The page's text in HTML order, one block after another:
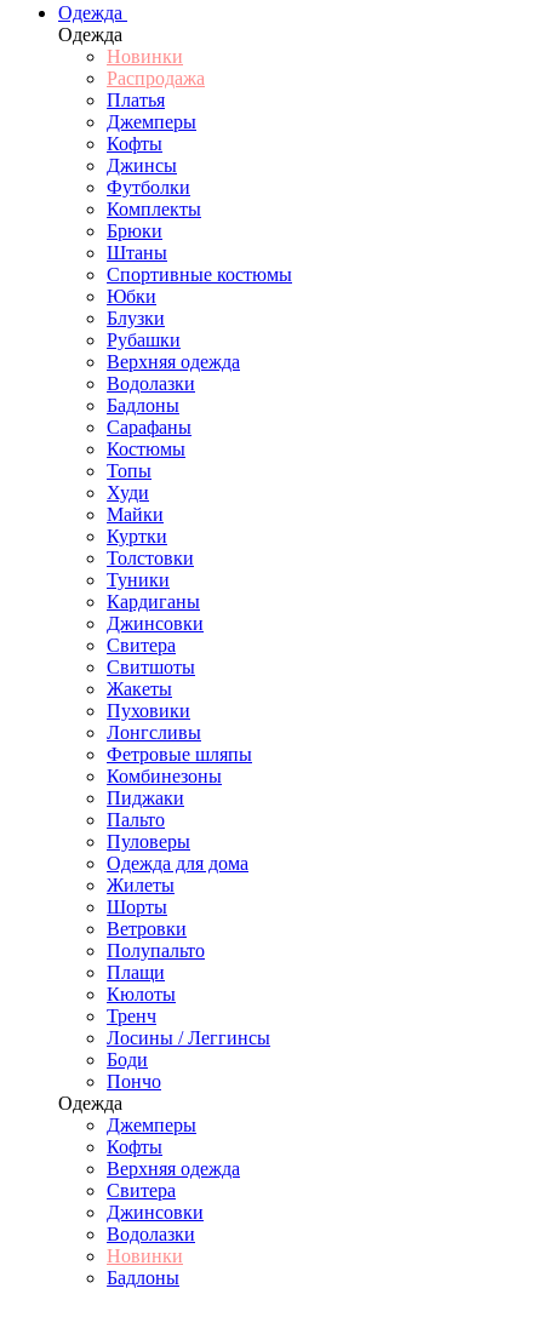
Одежда
Одежда
Новинки
Распродажа
Платья
Джемперы
Кофты
Джинсы
Футболки
Комплекты
Брюки
Штаны
Спортивные костюмы
Юбки
Блузки
Рубашки
Верхняя одежда
Водолазки
Бадлоны
Сарафаны
Костюмы
Топы
Худи
Майки
Куртки
Толстовки
Туники
Кардиганы
Джинсовки
Свитера
Свитшоты
Жакеты
Пуховики
Лонгсливы
Фетровые шляпы
Комбинезоны
Пиджаки
Пальто
Пуловеры
Одежда для дома
Жилеты
Шорты
Ветровки
Полупальто
Плащи
Кюлоты
Тренч
Лосины / Леггинсы
Боди
Пончо
Одежда
Джемперы
Кофты
Верхняя одежда
Свитера
Джинсовки
Водолазки
Новинки
Бадлоны